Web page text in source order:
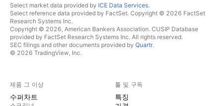
Select market data provided by ICE Data Services.
Select reference data provided by FactSet. Copyright © 2026 FactSet
Research Systems Inc.
Copyright © 2026, American Bankers Association. CUSIP Database
provided by FactSet Research Systems Inc. All rights reserved.
SEC filings and other documents provided by Quartr.
© 2026 TradingView, Inc.
제품 그 이상
수퍼차트
툴 및 구독
특징